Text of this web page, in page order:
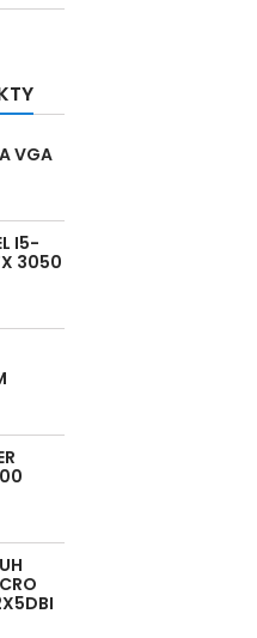
VGA
I5-
3050